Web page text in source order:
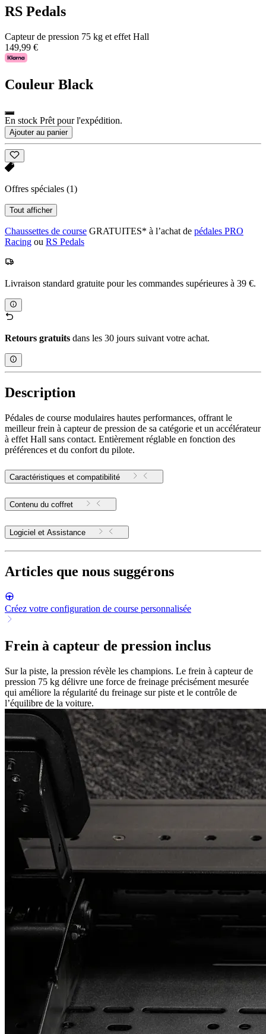
RS Pedals
Capteur de pression 75 kg et effet Hall
149,99 €
Couleur Black
En stock Prêt pour l'expédition.
Ajouter au panier
Offres spéciales (1)
Tout afficher
Chaussettes de course GRATUITES* à l’achat de pédales PRO
Racing ou RS Pedals
Livraison standard gratuite pour les commandes supérieures à 39 €.
Retours gratuits dans les 30 jours suivant votre achat.
Description
Pédales de course modulaires hautes performances, offrant le
meilleur frein à capteur de pression de sa catégorie et un accélérateur
à effet Hall sans contact. Entièrement réglable en fonction des
préférences et du confort du pilote.
Caractéristiques et compatibilité
Contenu du coffret
Logiciel et Assistance
Articles que nous suggérons
Créez votre configuration de course personnalisée
Frein à capteur de pression inclus
Sur la piste, la pression révèle les champions. Le frein à capteur de
pression 75 kg délivre une force de freinage précisément mesurée
qui améliore la régularité du freinage sur piste et le contrôle de
l’équilibre de la voiture.